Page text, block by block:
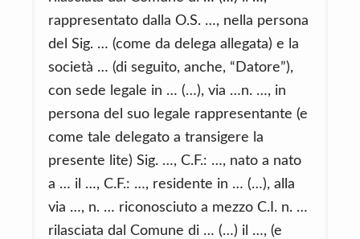
rappresentato dalla O.S. …, nella persona
del Sig. … (come da delega allegata) e la
società … (di seguito, anche, “Datore”),
con sede legale in … (…), via …n. …, in
persona del suo legale rappresentante (e
come tale delegato a transigere la
presente lite) Sig. …, C.F.: …, nato a nato
a … il …, C.F.: …, residente in … (…), alla
via …, n. … riconosciuto a mezzo C.I. n. …
rilasciata dal Comune di … (…) il …, (e